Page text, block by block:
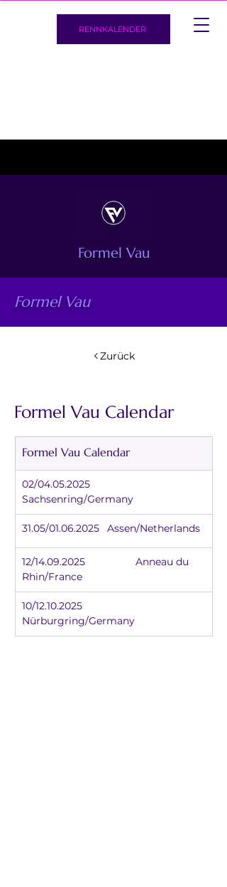
RENNKALENDER
Formel Vau
Formel Vau
Zurück
Formel Vau Calendar
Formel Vau Calendar
02/04.05.2025
Sachsenring/Germany
31.05/01.06.2025	Assen/Netherlands
12/14.09.2025		Anneau du
Rhin/France
10/12.10.2025
Nürburgring/Germany